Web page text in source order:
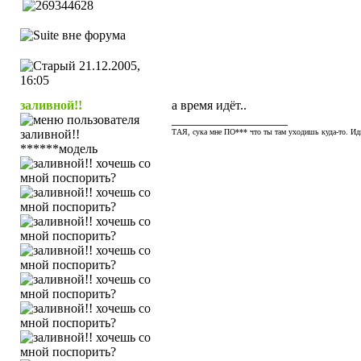
21.12.2005,
16:05
заливной!!
******модель
а время идёт..
ТАЯ, сука мне ПО*** что ты там уходишь куда-то.